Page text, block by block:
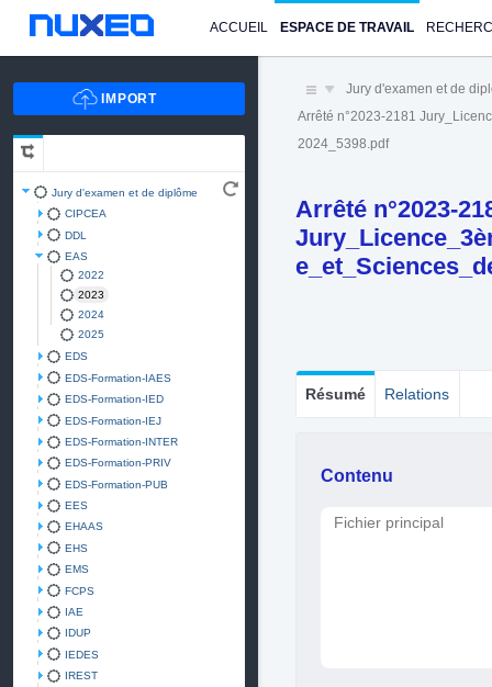
ACCUEIL ESPACE DE TRAVAIL
Jury d'examen et de diplôme
CIPCEA
DDL
EAS
2022
2023
2024
2025
EDS
EDS-Formation-IAES
EDS-Formation-IED
EDS-Formation-IEJ
EDS-Formation-INTER
EDS-Formation-PRIV
EDS-Formation-PUB
EES
EHAAS
EHS
EMS
FCPS
IAE
IDUP
IEDES
IREST
Jury d'examen et de
Arrêté n°2023-2181
2024_5398.pdf
Arrêté n°2023-
Résumé Relations
Contenu
Fichier principal